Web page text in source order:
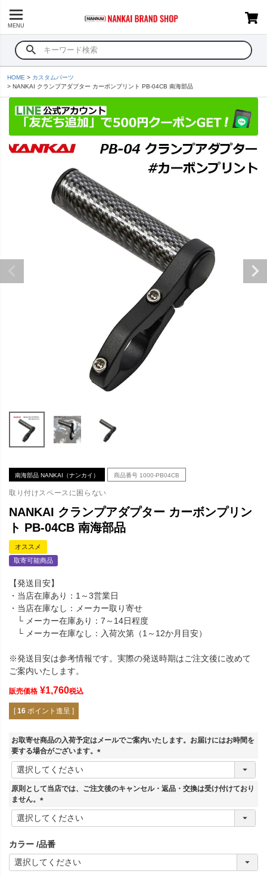
MENU
HOME
カスタムパーツ
NANKAI クランプアダプター カーボンプリント PB-04CB 南海部品
南海部品 NANKAI（ナンカイ） 商品番号 1000-PB04CB
取り付けスペースに困らない
NANKAI クランプアダプター カーボンプリン
ト PB-04CB 南海部品
オススメ
取寄可能商品
【発送目安】
・当店在庫あり：1～3営業日
・当店在庫なし：メーカー取り寄せ
└ メーカー在庫あり：7～14日程度
└ メーカー在庫なし：入荷次第（1～12か月目安）
※発送目安は参考情報です。実際の発送時期はご注文後に改めて
ご案内いたします。
販売価格 ¥1,760税込
[ 16 ポイント進呈 ]
お取寄せ商品の入荷予定はメールでご案内いたします。お届けにはお時間を
要する場合がございます。
(
須
原則として当店では、ご注文後のキャンセル・返品・交換は受け付けており
ません。
(
必
)
カラー 品番